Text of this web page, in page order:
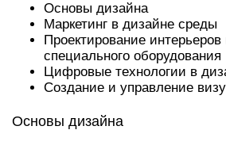
Основы дизайна
Маркетинг в дизайне среды
Проектирование
специального оборудования
Цифровые технологии в
Создание и управление
Основы дизайна